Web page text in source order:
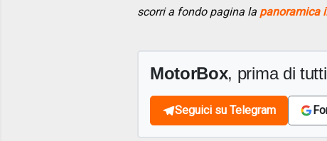
scorri a fondo pagina la panoramica
MotorBox, prima di
Seguici su Telegram